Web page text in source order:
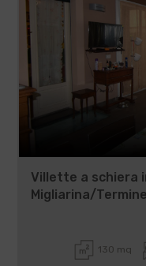
Villette a schiera
Migliarina/
130 mq